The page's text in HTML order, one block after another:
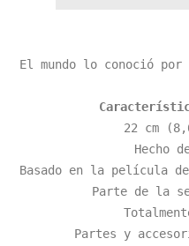
El mundo lo conoció
22 cm
Hecho
Basado en la película
Parte de la